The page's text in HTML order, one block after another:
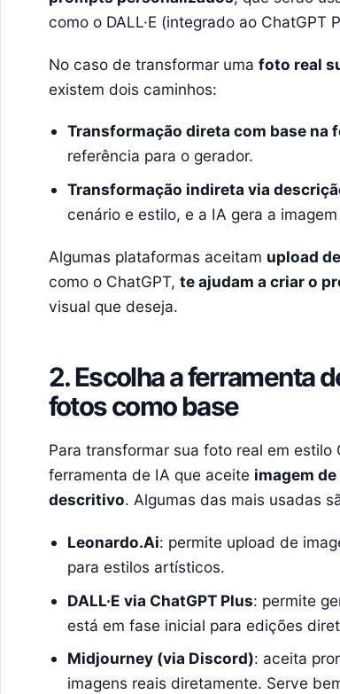
como o DALL·E (integrado ao ChatGPT
No caso de transformar uma foto real
existem dois caminhos:
Transformação direta com base na
referência para o gerador.
Transformação indireta via
cenário e estilo, e a IA gera a
Algumas plataformas aceitam upload
como o ChatGPT, te ajudam a criar o
visual que deseja.
2. Escolha a ferramenta
fotos como base
Para transformar sua foto real em
ferramenta de IA que aceite imagem
descritivo. Algumas das mais usadas
Leonardo.Ai: permite upload de
para estilos artísticos.
DALL·E via ChatGPT Plus: permite
está em fase inicial para edições
Midjourney (via Discord): aceita
imagens reais diretamente. Serve